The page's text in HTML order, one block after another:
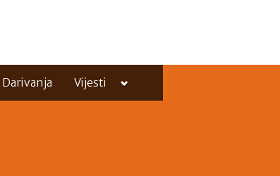
Darivanja Vijesti
Toggle
menu